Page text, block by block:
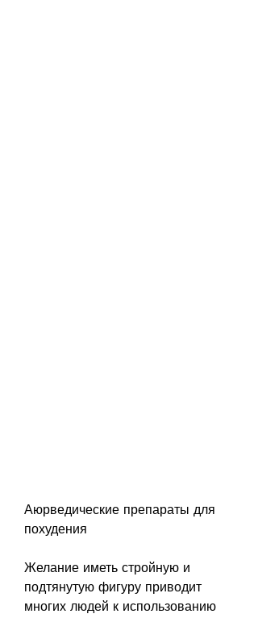
Аюрведические препараты для
похудения
Желание иметь стройную и
подтянутую фигуру приводит
многих людей к использованию